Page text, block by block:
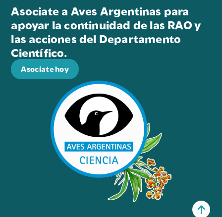
Asociate a Aves Argentinas para
apoyar la continuidad de las RAO y
las acciones del Departamento
Científico.
Asociate hoy